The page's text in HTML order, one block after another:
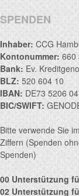
SPENDEN
Inhaber: CCG
Kontonummer: 660
Bank: Ev.
BLZ: 520 604 10
IBAN: DE73 5206
BIC/SWIFT:
Bitte verwende Sie
Ziffern (Spenden
Spenden)
00 Unterstützung
02 Unterstützung